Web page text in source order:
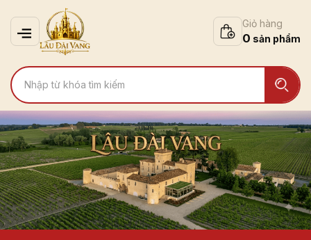
Giỏ hàng
0